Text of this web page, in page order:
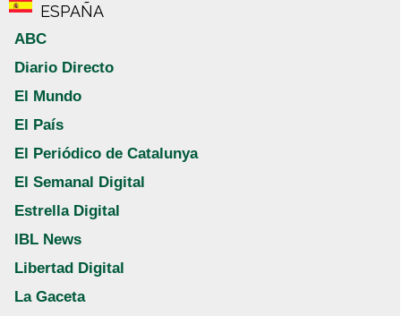
ESPAÑA
ABC
Diario Directo
El Mundo
El País
El Periódico de Catalunya
El Semanal Digital
Estrella Digital
IBL News
Libertad Digital
La Gaceta